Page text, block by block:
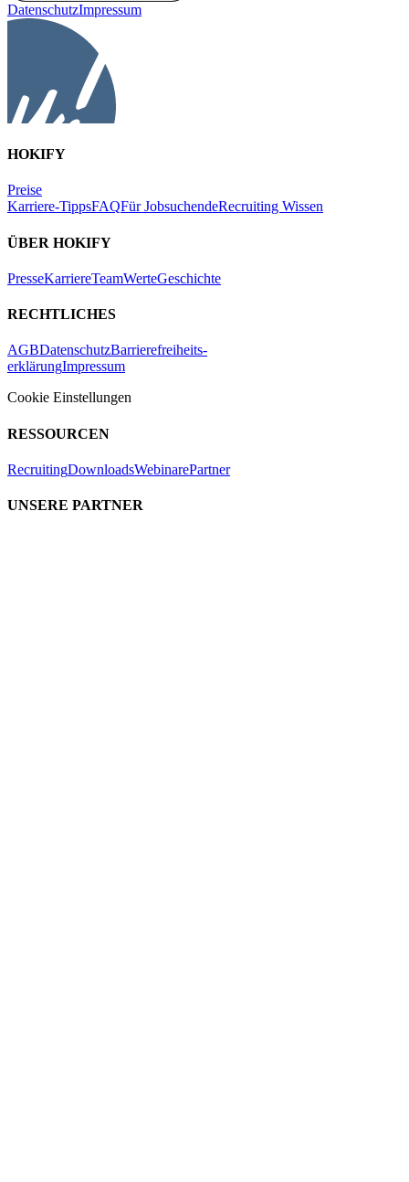
DatenschutzImpressum
HOKIFY
Preise
Karriere-TippsFAQFür JobsuchendeRecruiting Wissen
ÜBER HOKIFY
PresseKarriereTeamWerteGeschichte
RECHTLICHES
AGBDatenschutzBarrierefreiheits-
erklärungImpressum
Cookie Einstellungen
RESSOURCEN
RecruitingDownloadsWebinarePartner
UNSERE PARTNER